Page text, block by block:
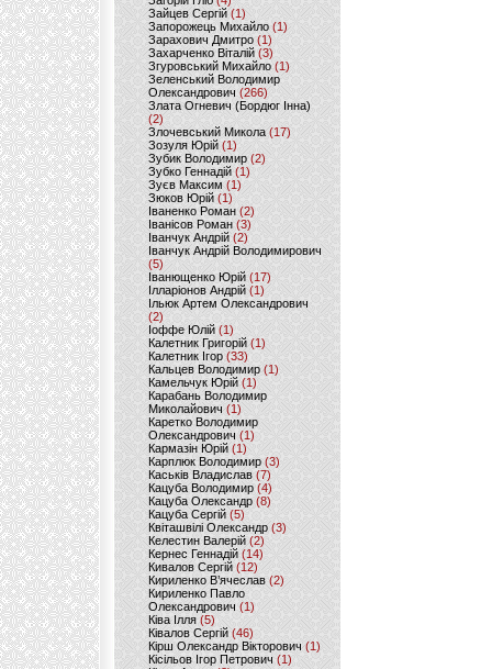
Зайцев Сергій(1)
Запорожець Михайло (1)
Зарахович Дмитро (1)
Захарченко Віталій (3)
Згуровський Михайло (1)
Зеленський Володимир
Олександрович (266)
Злата Огневич (Бордюг Інна)
(2)
Злочевський Микола(17)
Зозуля Юрій (1)
Зубик Володимир (2)
Зубко Геннадій (1)
Зуєв Максим(1)
Зюков Юрій (1)
Іваненко Роман (2)
Іванісов Роман (3)
Іванчук Андрій(2)
Іванчук Андрій Володимирович
(5)
Іванющенко Юрій (17)
Ілларіонов Андрій (1)
Ільюк Артем Олександрович
(2)
Іоффе Юлій (1)
Калетник Григорій(1)
Калетник Ігор (33)
Кальцев Володимир(1)
Камельчук Юрій (1)
Карабань Володимир
Миколайович (1)
Каретко Володимир
Олександрович (1)
Кармазін Юрій(1)
Карплюк Володимир(3)
Каськів Владислав (7)
Кацуба Володимир (4)
Кацуба Олександр (8)
Кацуба Сергій (5)
Квіташвілі Олександр(3)
Келестин Валерій(2)
Кернес Геннадій (14)
Кивалов Сергій (12)
Кириленко В’ячеслав (2)
Кириленко Павло
Олександрович (1)
Ківа Ілля (5)
Ківалов Сергій(46)
Кірш Олександр Вікторович (1)
Кісільов Ігор Петрович (1)